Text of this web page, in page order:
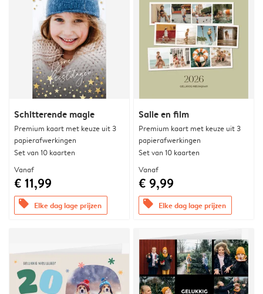
Schitterende magie
Premium kaart met keuze uit 3
papierafwerkingen
Set van 10 kaarten
Vanaf
€ 11,99
offers Elke dag lage prijzen
Salie en film
Premium kaart met keuze uit 3
papierafwerkingen
Set van 10 kaarten
Vanaf
€ 9,99
offers Elke dag lage prijzen